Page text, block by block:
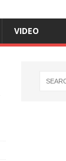
VIDEO